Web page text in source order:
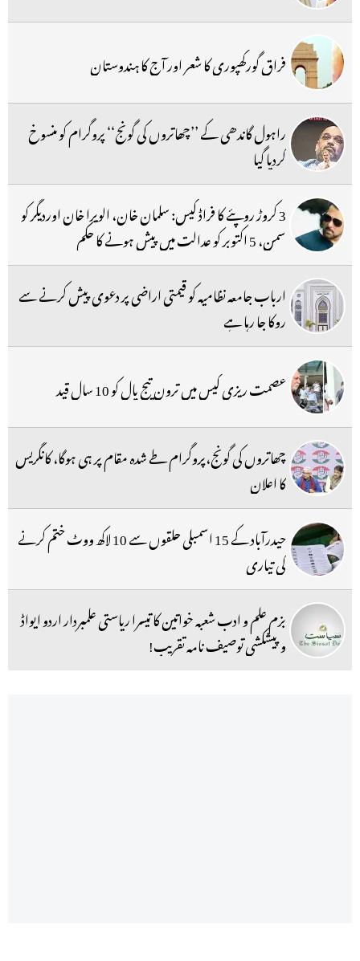
فراق گورکھپوری کا شعر اور آج کا ہندوستان
راہول گاندھی کے ’’چھاتروں کی گونج‘‘ پروگرام کو منسوخ
کردیا گیا
3 کروڑ روپئے کا فراڈ کیس: سلمان خان، الویرا خان اوردیگر کو
سمن، 5 اکتوبر کو عدالت میں پیش ہونے کا حکم
ارباب جامعہ نظامیہ کو قیمتی اراضی پر دعوی پیش کرنے سے
روکا جا رہا ہے
عصمت ریزی کیس میں ترون تیج پال کو 10 سال قید
چھاتروں کی گونج،پروگرام طے شدہ مقام پر ہی ہوگا، کانگریس
کا اعلان
حیدرآباد کے 15 اسمبلی حلقوں سے 10 لاکھ ووٹ ختم کرنے
کی تیاری
بزم علم و ادب شعبہ خواتین کا تیسرا ریاستی علمبردار اردو ایواڈ
و پیشکشی توصیف نامہ تقریب!